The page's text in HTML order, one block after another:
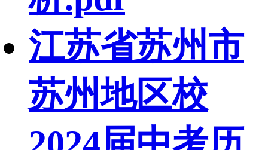
江苏省苏州市
苏州地区校